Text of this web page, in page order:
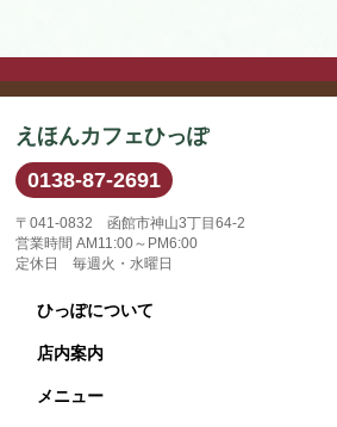
えほんカフェひっぽ
0138-87-2691
〒041-0832 函館市神山3丁目64-2
営業時間 AM11:00～PM6:00
定休日 毎週火・水曜日
ひっぽについて
店内案内
メニュー